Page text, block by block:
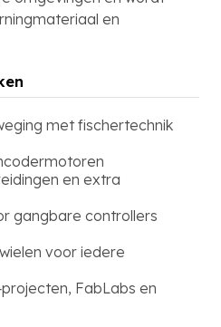
en
met fischertechnik
en extra
gangbare controllers
voor iedere
FabLabs en